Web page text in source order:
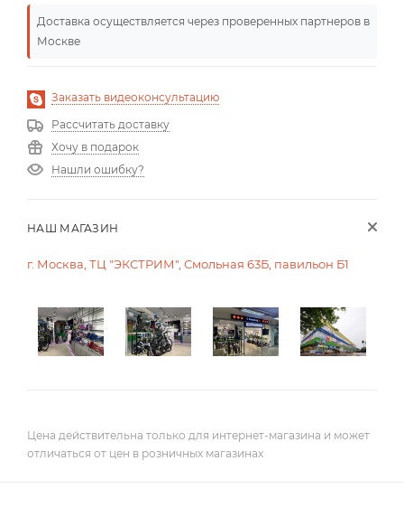
Доставка осуществляется через проверенных партнеров в
Москве
Заказать видеоконсультацию
Рассчитать доставку
Хочу в подарок
Нашли ошибку?
НАШ МАГАЗИН
г. Москва, ТЦ "ЭКСТРИМ", Смольная 63Б, павильон Б1
Цена действительна только для интернет-магазина и может
отличаться от цен в розничных магазинах